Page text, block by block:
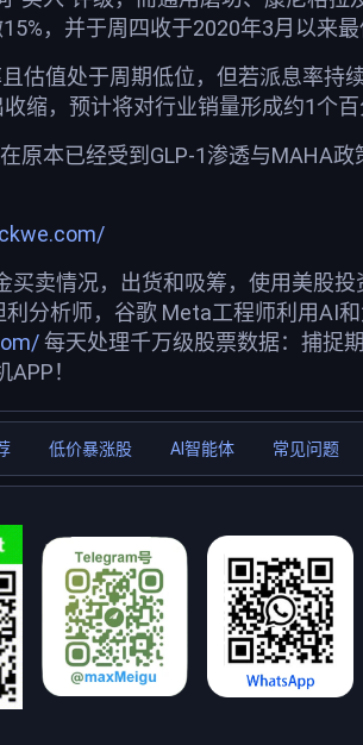
，并于周四收于2020年3月以来最
估值处于周期低位，但若派息率持
缩，预计将对行业销量形成约1个百
原本已经受到GLP-1渗透与MAHA
卖情况，出货和吸筹，使用美股
分析师，谷歌 Meta工程师利用AI
每天处理千万级股票数据：捕捉
！
低价暴涨股 AI智能体 常见问题